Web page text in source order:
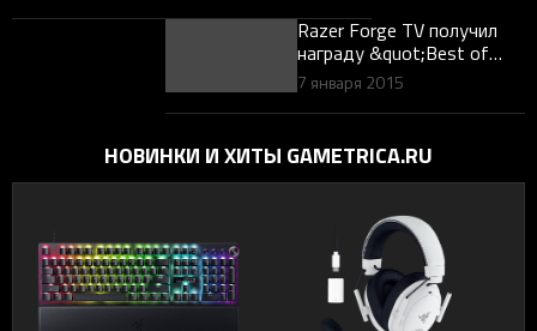
2010
Razer Forge TV получил
награду &quot;Best of
CES&quot;
7 января 2015
НОВИНКИ И ХИТЫ GAMETRICA.RU